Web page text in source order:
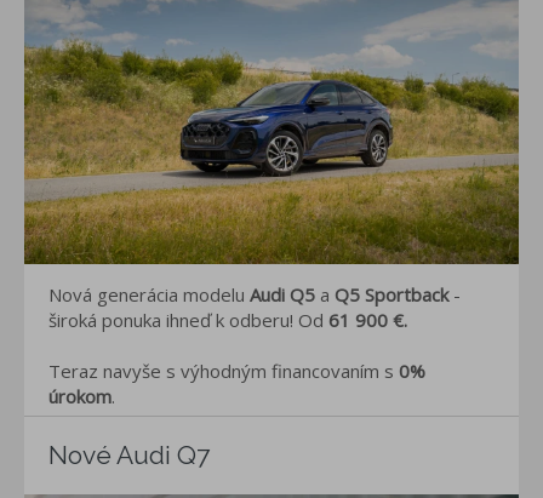
Nová generácia modelu Audi Q5 a Q5 Sportback-
široká ponuka ihneď k odberu! Od 61 900 €.
Teraz navyše s výhodným financovaním s 0%
úrokom.
Nové Audi Q7